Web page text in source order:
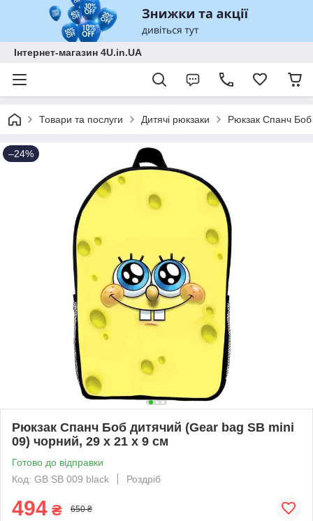
Інтернет-магазин 4U.in.UA
Товари та послуги Дитячі рюкзаки Рюкзак Спанч
–24%
Рюкзак Спанч Боб дитячий (Gear bag SB mini
09) чорний, 29 х 21 х 9 см
Готово до відправки
Код: GB SB 009 black
Роздріб
494 ₴ 650 ₴